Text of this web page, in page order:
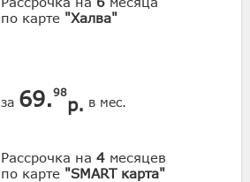
по карте "Халва"
за 69.98
р. в мес.
Рассрочка на 4 месяцев
по карте "SMART карта"